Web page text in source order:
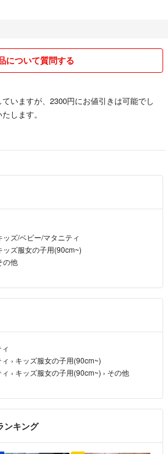
ル防止の為、ご遠慮させて頂く場合がござ
価をして頂けない方が多く困っております
てないまま、お取引される方がいらっしゃ
う少し配慮お願い致します。
いですが、当たり前にお値下げ要求する方
でお買い上げ下さった方お礼申し上げます
ト保管ですが中古、古着になりますので、
ず簡単に評価を下げる方、神経質なお方、
の礼儀がないお方とはご遠慮させて頂きま
、送料ある為、単品値下げはご遠慮願いま
について質問する
いますが、2300円にお値引きは可能でし
します。
ズ/ベビー/マタニティ
ズ服女の子用(90cm~)
の他
› キッズ服女の子用(90cm~)
› キッズ服女の子用(90cm~) › その他
ンキング